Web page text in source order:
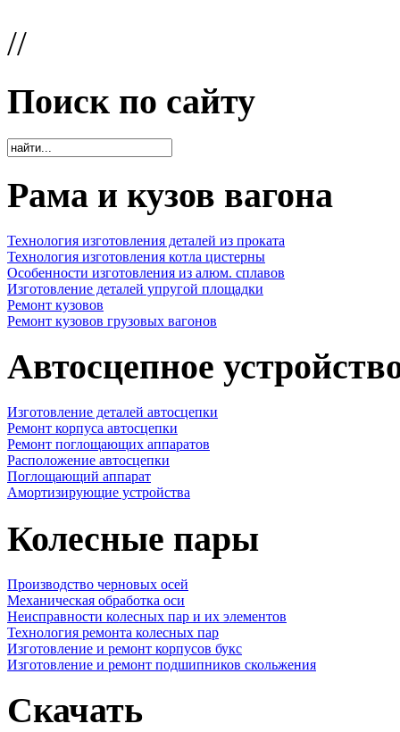
//
Поиск по сайту
Рама и кузов вагона
Технология изготовления деталей из проката
Технология изготовления котла цистерны
Особенности изготовления из алюм. сплавов
Изготовление деталей упругой площадки
Ремонт кузовов
Ремонт кузовов грузовых вагонов
Автосцепное
Изготовление деталей автосцепки
Ремонт корпуса автосцепки
Ремонт поглощающих аппаратов
Расположение автосцепки
Поглощающий аппарат
Амортизирующие устройства
Колесные пары
Производство черновых осей
Механическая обработка оси
Неисправности колесных пар и их элементов
Технология ремонта колесных пар
Изготовление и ремонт корпусов букс
Изготовление и ремонт подшипников скольжения
Скачать